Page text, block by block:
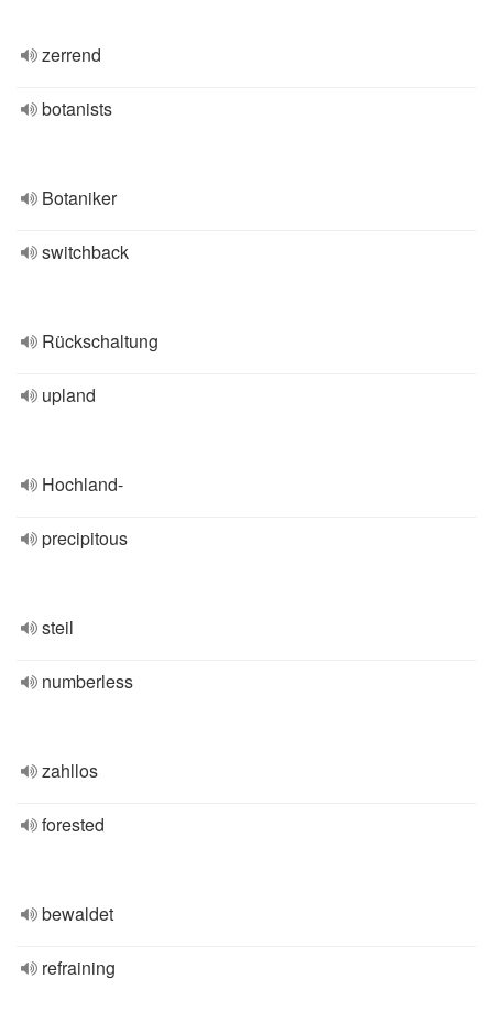
zerrend
botanists
Botaniker
switchback
Rückschaltung
upland
Hochland-
precipitous
steil
numberless
zahllos
forested
bewaldet
refraining